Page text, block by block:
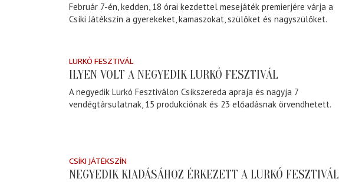
Február 7-én, kedden, 18 órai kezdettel mesejáték premierjére várja a
Csíki Játékszín a gyerekeket, kamaszokat, szülőket és nagyszülőket.
LURKÓ FESZTIVÁL
ILYEN VOLT A NEGYEDIK LURKÓ FESZTIVÁL
A negyedik Lurkó Fesztiválon Csíkszereda apraja és nagyja 7
vendégtársulatnak, 15 produkciónak és 23 előadásnak örvendhetett.
CSÍKI JÁTÉKSZÍN
NEGYEDIK KIADÁSÁHOZ ÉRKEZETT A LURKÓ FESZTIVÁL